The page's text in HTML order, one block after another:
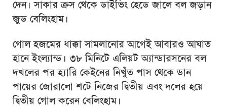
দেন। সাকার ক্রস থেকে ডাইভিং হেডে জালে বল জড়ান
জুড বেলিংহাম।
গোল হজমের ধাক্কা সামলানোর আগেই আবারও আঘাত
হানে ইংল্যান্ড। ৩৮ মিনিটে এলিয়ট অ্যান্ডারসনের বল
দখলের পর হ্যারি কেইনের নিখুঁত পাস থেকে ডান
পায়ের জোরালো শটে নিজের দ্বিতীয় এবং দলের হয়ে
দ্বিতীয় গোল করেন বেলিংহাম।